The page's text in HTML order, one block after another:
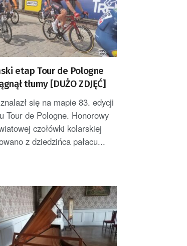
etap Tour de Pologne
tłumy [DUŻO ZDJĘĆ]
się na mapie 83. edycji
Tour de Pologne. Honorowy
czołówki kolarskiej
z dziedzińca pałacu...